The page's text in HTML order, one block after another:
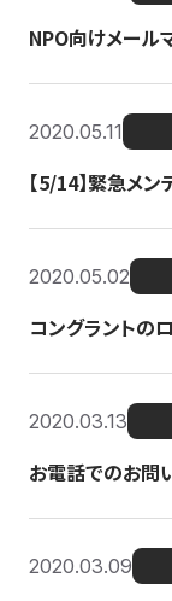
NPO向けメー
2020.05.11
【5/14】緊急メ
2020.05.02
コングラントの
2020.03.13
お電話でのお問
2020.03.09